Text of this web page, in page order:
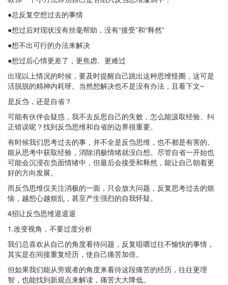
●总反复空想过去的事情
●想过后对现状没有丝毫帮助，没有“接受”和“释然”
●想不出可行的办法来解决
●想过后心情更差了，更焦虑、更难过
出现以上情况的时候，要及时提醒自己跳出这种思维怪圈，这可是
活脱脱的精神内耗呀。当然想解决也不是没有办法，且看下文~
是反刍，还是自省？
可能有伙伴会疑惑，我不去反思自己的失败，怎么能汲取经验、纠
正错误呢？找到反刍思维和自省的边界很重要。
有时候我们思考过去的事，并不全是反刍思维，也不都是有害的。
能从思考中获取经验，消除消极情绪就没白想。尽管自省一开始也
可能会沉浸在负面情绪中，但最后会接受和释然，能让自己朝着更
好的方向发展。
而反刍思维仅关注消极的一面，只会放大问题，反复思考过去的烦
恼，越想心越烦乱，甚至产生强烈的自我怀疑。
4招让反刍思维退退退
1.改变视角，不要过度分析
我们总喜欢从自己的角度看待问题，反复咀嚼过往不愉快的事情，
其实是在间接重复经历，使自己痛苦加倍。
但如果我们能从旁观者的角度来看待这段痛苦的经历，往往更理
智，也能找到新观点来解读，痛苦大大降低。